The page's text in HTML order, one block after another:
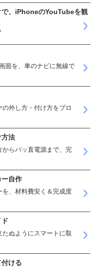
で、iPhoneのYouTubeを観
面を、車のナビに無線で
外し方・付け方をプロ
方法
からバッ直電源まで、完
自作
、材料費安く＆完成度
ぬようにスマートに取
付ける